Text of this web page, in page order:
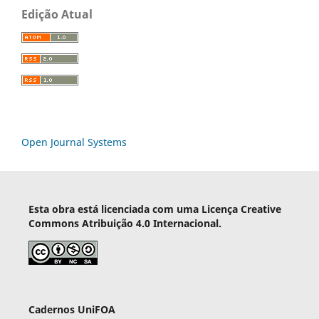
Edição Atual
Open Journal Systems
Esta obra está licenciada com uma Licença Creative
Commons Atribuição 4.0 Internacional.
Cadernos UniFOA